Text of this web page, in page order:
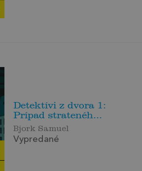
Detektívi z dvora 1:
Prípad stratenéh...
Bjork Samuel
Vypredané